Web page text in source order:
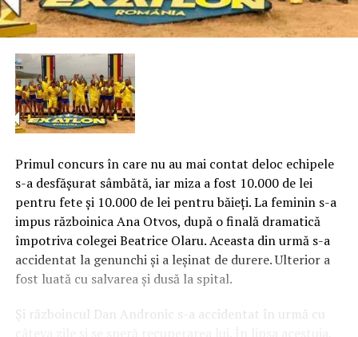
Primul concurs în care nu au mai contat deloc echipele
s-a desfăşurat sâmbătă, iar miza a fost 10.000 de lei
pentru fete şi 10.000 de lei pentru băieţi. La feminin s-a
impus războinica Ana Otvos, după o finală dramatică
împotriva colegei Beatrice Olaru. Aceasta din urmă s-a
accidentat la genunchi şi a leşinat de durere. Ulterior a
fost luată cu salvarea şi dusă la spital.
Și războincul Dan Andronic s-a accidentat în urmă cu